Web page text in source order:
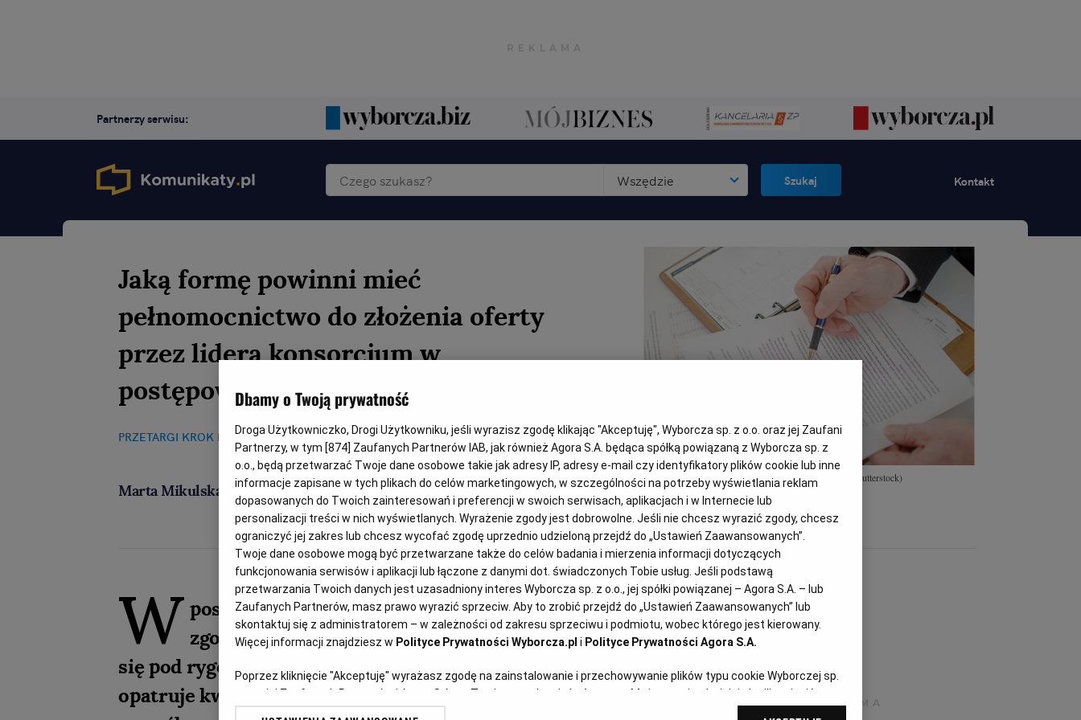
Partnerzy serwisu:
Wszędzie Szukaj Kontakt
Jaką formę powinni mieć
pełnomocnictwo do złożenia oferty
przez lidera konsorcjum w
postępowaniu unijnym?
PRZETARGI KROK PO KROKU 13.11.2020, 08:00
Marta Mikulska-Nawacka
Pełnomocnictwo w zamówieniach publicznych (Fot.Shutterstock)
W postępowaniu prowadzonym w "progach unijnych"
zgodnie z art. 10a ust. 5 ustawy Pzp, oferty sporządza
się pod rygorem nieważności, w postaci elektronicznej i
opatruje kwalifikowanym podpisem elektronicznym. Dlatego
Dbamy o Twoją prywatność
Droga Użytkowniczko, Drogi Użytkowniku, jeśli wyrazisz zgodę klikając "Akceptuję", Wyborcza sp. z o.o. oraz jej Zaufani
Partnerzy, w tym [874] Zaufanych Partnerów IAB, jak również Agora S.A. będąca spółką powiązaną z Wyborcza sp. z
o.o., będą przetwarzać Twoje dane osobowe takie jak adresy IP, adresy e-mail czy identyfikatory plików cookie lub inne
informacje zapisane w tych plikach do celów marketingowych, w szczególności na potrzeby wyświetlania reklam
dopasowanych do Twoich zainteresowań i preferencji w swoich serwisach, aplikacjach i w Internecie lub
personalizacji treści w nich wyświetlanych. Wyrażenie zgody jest dobrowolne. Jeśli nie chcesz wyrazić zgody, chcesz
ograniczyć jej zakres lub chcesz wycofać zgodę uprzednio udzieloną przejdź do „Ustawień Zaawansowanych”.
Twoje dane osobowe mogą być przetwarzane także do celów badania i mierzenia informacji dotyczących
funkcjonowania serwisów i aplikacji lub łączone z danymi dot. świadczonych Tobie usług. Jeśli podstawą
przetwarzania Twoich danych jest uzasadniony interes Wyborcza sp. z o.o., jej spółki powiązanej – Agora S.A. – lub
Zaufanych Partnerów, masz prawo wyrazić sprzeciw. Aby to zrobić przejdź do „Ustawień Zaawansowanych” lub
skontaktuj się z administratorem – w zależności od zakresu sprzeciwu i podmiotu, wobec którego jest kierowany.
Więcej informacji znajdziesz w Polityce Prywatności Wyborcza.pl i Polityce Prywatności Agora S.A.
Poprzez kliknięcie "Akceptuję" wyrażasz zgodę na zainstalowanie i przechowywanie plików typu cookie Wyborczej sp.
z o. o. jej Zaufanych Partnerów i Agora S.A. na Twoim urządzeniu końcowym. Możesz też w każdej chwili zmienić
swoje preferencje dot. plików cookie, ponownie wywołując narzędzie do zarządzania Twoimi preferencjami dot.